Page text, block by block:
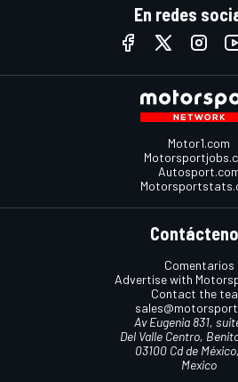
En redes
Motor1.com
Comentarios
Advertise with
Contact the
Av Eugenia 831,
Del Valle Centro,
03100 Cd de
Mexico